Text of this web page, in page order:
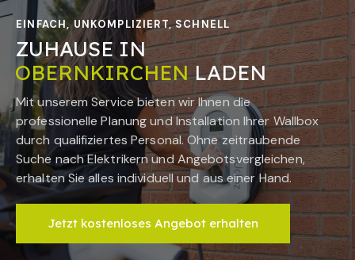
EINFACH, UNKOMPLIZIERT, SCHNELL
ZUHAUSE IN
OBERNKIRCHENLADEN
Mit unserem Service bieten wir Ihnen die
professionelle Planung und Installation Ihrer Wallbox
durch qualifiziertes Personal. Ohne zeitraubende
Suche nach Elektrikern und Angebotsvergleichen,
erhalten Sie alles individuell und aus einer Hand.
Jetzt kostenloses Angebot erhalten